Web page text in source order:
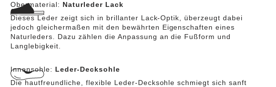
Obermaterial: Naturleder Lack
Dieses Leder zeigt sich in brillanter Lack-Optik, überzeugt dabei
jedoch gleichermaßen mit den bewährten Eigenschaften eines
Naturleders. Dazu zählen die Anpassung an die Fußform und
Langlebigkeit.
Innensohle: Leder-Decksohle
Die hautfreundliche, flexible Leder-Decksohle schmiegt sich sanft